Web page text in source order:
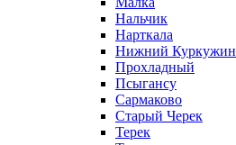
Нальчик
Нарткала
Нижний Куркужин
Прохладный
Псыгансу
Сармаково
Старый Черек
Терек